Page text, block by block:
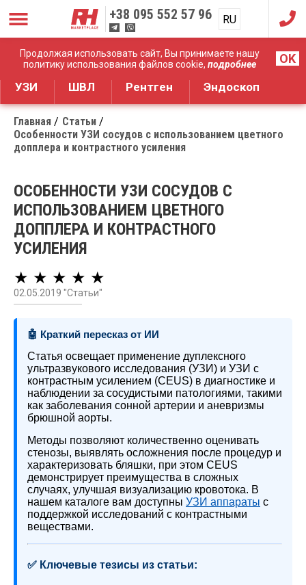
Продолжая использовать сайт, Вы принимаете нашу
политику использования файлов cookie, подробнее OK
+38 095 552 57 96 RU
UA
Дистрибуция медицинского оборудования
УЗИ ШВЛ Рентген Эндоскоп
Главная
Статьи
Особенности УЗИ сосудов с использованием цветного
допплера и контрастного усиления
ОСОБЕННОСТИ УЗИ СОСУДОВ С
ИСПОЛЬЗОВАНИЕМ ЦВЕТНОГО
ДОППЛЕРА И КОНТРАСТНОГО
УСИЛЕНИЯ
★ ★ ★ ★ ★
02.05.2019 "Статьи"
🤖 Краткий пересказ от ИИ
Статья освещает применение дуплексного
ультразвукового исследования (УЗИ) и УЗИ с
контрастным усилением (CEUS) в диагностике и
наблюдении за сосудистыми патологиями, такими
как заболевания сонной артерии и аневризмы
брюшной аорты.
Методы позволяют количественно оценивать
стенозы, выявлять осложнения после процедур и
характеризовать бляшки, при этом CEUS
демонстрирует преимущества в сложных
случаях, улучшая визуализацию кровотока. В
нашем каталоге вам доступны УЗИ аппараты с
поддержкой исследований с контрастными
веществами.
✅ Ключевые тезисы из статьи: